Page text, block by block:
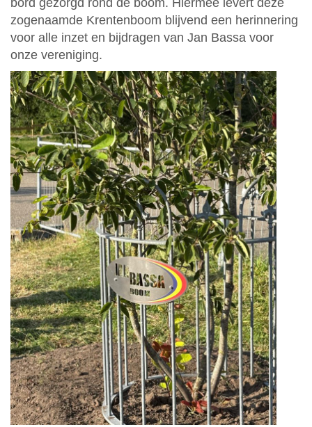
zogenaamde Krentenboom blijvend een herinnering
voor alle inzet en bijdragen van Jan Bassa voor
onze vereniging.